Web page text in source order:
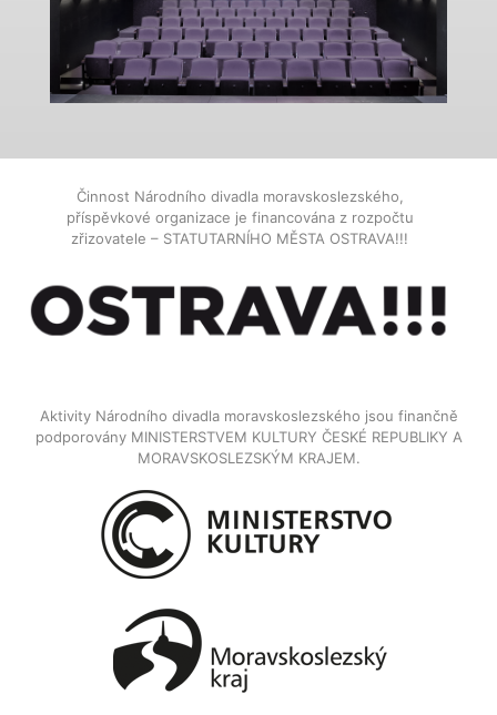
Činnost Národního divadla moravskoslezského,
příspěvkové organizace je financována z rozpočtu
zřizovatele – STATUTARNÍHO MĚSTA OSTRAVA!!!
Aktivity Národního divadla moravskoslezského jsou finančně
podporovány MINISTERSTVEM KULTURY ČESKÉ REPUBLIKY A
MORAVSKOSLEZSKÝM KRAJEM.